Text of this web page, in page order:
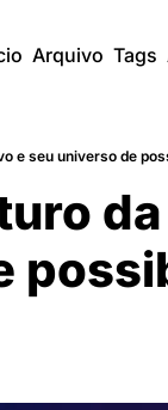
Arquivo Tags
e seu universo de